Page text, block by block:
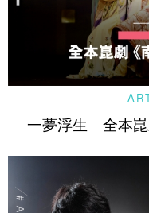
一夢浮生 全本崑